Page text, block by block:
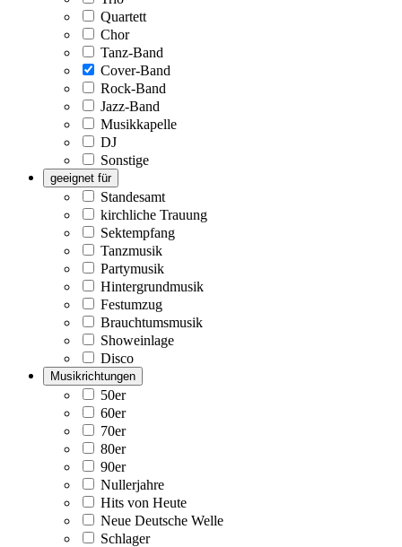
Quartett
Chor
Tanz-Band
Cover-Band
Rock-Band
Jazz-Band
Musikkapelle
DJ
Sonstige
geeignet für
Standesamt
kirchliche Trauung
Sektempfang
Tanzmusik
Partymusik
Hintergrundmusik
Festumzug
Brauchtumsmusik
Showeinlage
Disco
Musikrichtungen
50er
60er
70er
80er
90er
Nullerjahre
Hits von Heute
Neue Deutsche Welle
Schlager